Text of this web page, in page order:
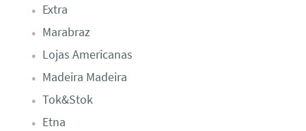
Extra
Marabraz
Lojas Americanas
Madeira Madeira
Tok&Stok
Etna